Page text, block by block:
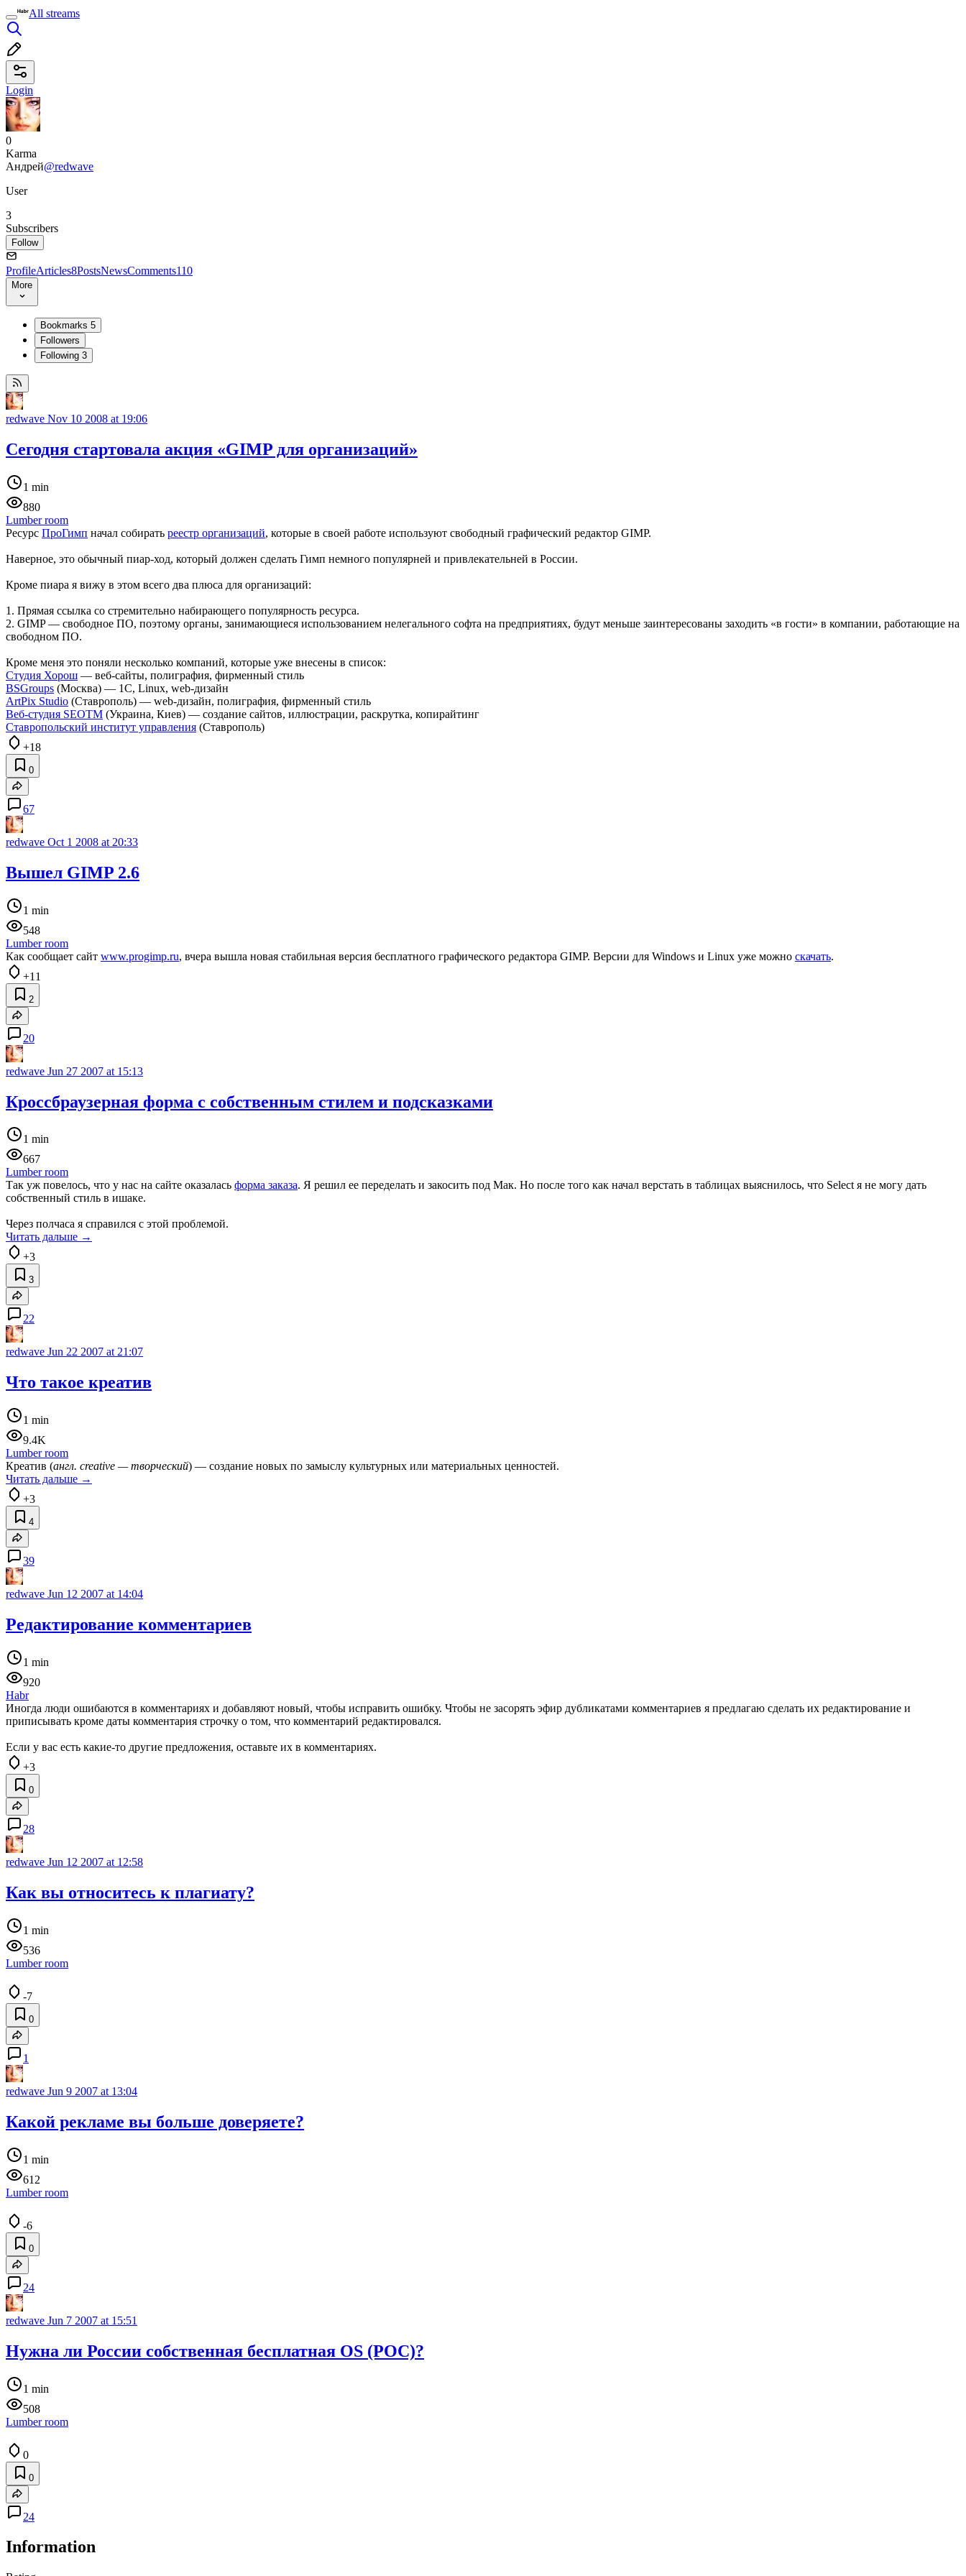
All streams
Login
0
Karma
Андрей@redwave
User
3
Subscribers
Follow
ProfileArticles8PostsNewsComments110
More
Bookmarks 5
Followers
Following 3
redwave Nov 10 2008 at 19:06
Сегодня стартовала акция «GIMP для организаций»
1 min
880
Lumber room
Ресурс ПроГимп начал собирать реестр организаций, которые в своей работе используют свободный графический редактор GIMP.
Наверное, это обычный пиар-ход, который должен сделать Гимп немного популярней и привлекательней в России.
Кроме пиара я вижу в этом всего два плюса для организаций:
1. Прямая ссылка со стремительно набирающего популярность ресурса.
2. GIMP — свободное ПО, поэтому органы, занимающиеся использованием нелегального софта на предприятиях, будут меньше заинтересованы заходить «в гости» в компании, работающие на
свободном ПО.
Кроме меня это поняли несколько компаний, которые уже внесены в список:
Студия Хорош — веб-сайты, полиграфия, фирменный стиль
BSGroups (Москва) — 1С, Linux, web-дизайн
ArtPix Studio (Ставрополь) — web-дизайн, полиграфия, фирменный стиль
Веб-студия SEOTM (Украина, Киев) — создание сайтов, иллюстрации, раскрутка, копирайтинг
Ставропольский институт управления (Ставрополь)
+18
0
67
redwave Oct 1 2008 at 20:33
Вышел GIMP 2.6
1 min
548
Lumber room
Как сообщает сайт www.progimp.ru, вчера вышла новая стабильная версия бесплатного графического редактора GIMP. Версии для Windows и Linux уже можно скачать.
+11
2
20
redwave Jun 27 2007 at 15:13
Кроссбраузерная форма с собственным стилем и подсказками
1 min
667
Lumber room
Так уж повелось, что у нас на сайте оказалась форма заказа. Я решил ее переделать и закосить под Мак. Но после того как начал верстать в таблицах выяснилось, что Select я не могу дать
собственный стиль в ишаке.
Через полчаса я справился с этой проблемой.
Читать дальше →
+3
3
22
redwave Jun 22 2007 at 21:07
Что такое креатив
1 min
9.4K
Lumber room
Креатив (англ. creative — творческий) — создание новых по замыслу культурных или материальных ценностей.
Читать дальше →
+3
4
39
redwave Jun 12 2007 at 14:04
Редактирование комментариев
1 min
920
Habr
Иногда люди ошибаются в комментариях и добавляют новый, чтобы исправить ошибку. Чтобы не засорять эфир дубликатами комментариев я предлагаю сделать их редактирование и
приписывать кроме даты комментария строчку о том, что комментарий редактировался.
Если у вас есть какие-то другие предложения, оставьте их в комментариях.
+3
0
28
redwave Jun 12 2007 at 12:58
Как вы относитесь к плагиату?
1 min
536
Lumber room
-7
0
1
redwave Jun 9 2007 at 13:04
Какой рекламе вы больше доверяете?
1 min
612
Lumber room
-6
0
24
redwave Jun 7 2007 at 15:51
Нужна ли России собственная бесплатная OS (РОС)?
1 min
508
Lumber room
0
0
24
Information